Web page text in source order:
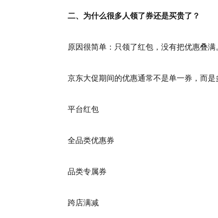
二、为什么很多人领了券还是买贵了？
原因很简单：只领了红包，没有把优惠叠满
京东大促期间的优惠通常不是单一券，而是
平台红包
全品类优惠券
品类专属券
跨店满减